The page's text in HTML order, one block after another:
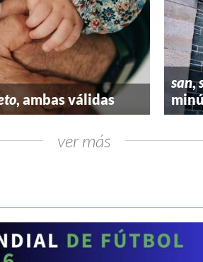
, ambas válidas
san,
ver más